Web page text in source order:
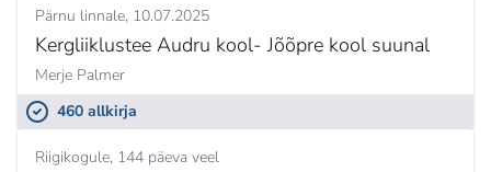
Pärnu linnale 10.07.2025
Kergliiklustee Audru kool- Jõõpre kool suunal
Merje Palmer
460 allkirja
Riigikogule 144 päeva veel